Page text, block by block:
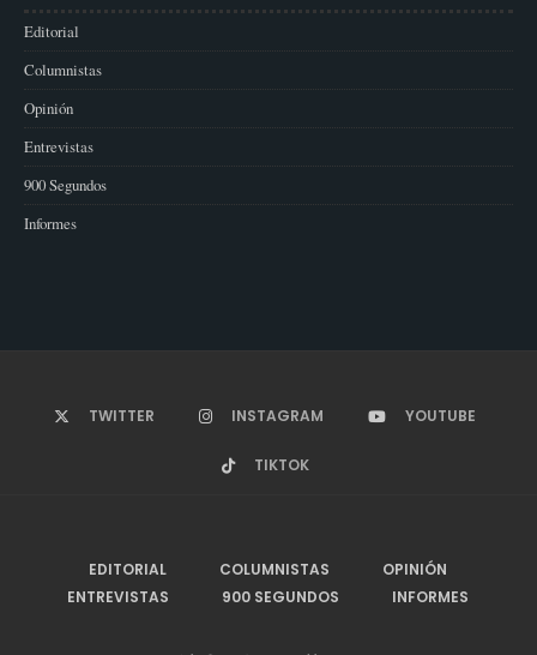
Editorial
Columnistas
Opinión
Entrevistas
900 Segundos
Informes
TWITTER INSTAGRAM YOUTUBE
TIKTOK
EDITORIAL COLUMNISTAS
OPINIÓN
ENTREVISTAS
900 SEGUNDOS INFORMES